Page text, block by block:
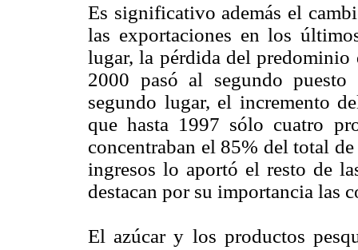
Es significativo además el
las exportaciones en los
lugar, la pérdida del predominio
2000 pasó al segundo
segundo lugar, el incremento
que hasta 1997 sólo cuatro
concentraban el 85% del total
ingresos lo aportó el resto de
destacan por su importancia las
El azúcar y los productos